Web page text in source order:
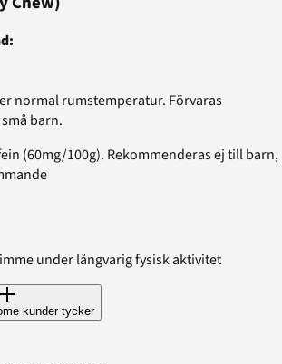
:
normal rumstemperatur. Förvaras
barn.
(60mg/100g). Rekommenderas ej till barn,
under långvarig fysisk aktivitet
kunder tycker